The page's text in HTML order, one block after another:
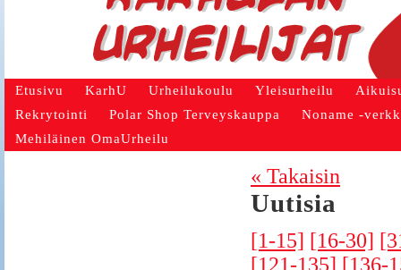
Etusivu KarhU Urheilukoulu Yleisurheilu
Rekrytointi
Polar Shop Terveyskauppa
Noname -
Mehiläinen OmaUrheilu
« Takaisin
Uutisia
[1-15] [16-30]
[121-135] [136-